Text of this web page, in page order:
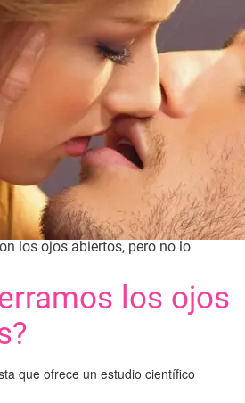
los ojos abiertos, pero no lo
los ojos
que ofrece un estudio científico